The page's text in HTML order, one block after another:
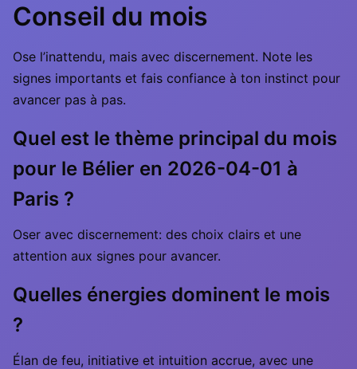
Conseil du mois
Ose l’inattendu, mais avec discernement. Note les
signes importants et fais confiance à ton instinct pour
avancer pas à pas.
Quel est le thème principal du mois
pour le Bélier en 2026-04-01 à
Paris ?
Oser avec discernement: des choix clairs et une
attention aux signes pour avancer.
Quelles énergies dominent le mois
?
Élan de feu, initiative et intuition accrue, avec une